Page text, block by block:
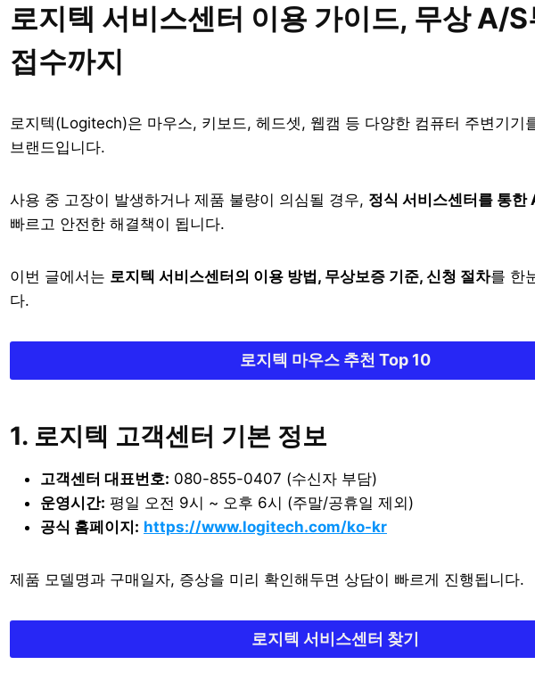
로지텍 서비스센터 이용 가이드, 무상 A/S
접수까지
로지텍(Logitech)은 마우스, 키보드, 헤드셋, 웹캠 등 다양한 컴퓨터 주변기기
브랜드입니다.
사용 중 고장이 발생하거나 제품 불량이 의심될 경우, 정식 서비스센터를 통한
빠르고 안전한 해결책이 됩니다.
이번 글에서는 로지텍 서비스센터의 이용 방법, 무상보증 기준, 신청 절차를 한
다.
로지텍 마우스 추천 Top 10
1. 로지텍 고객센터 기본 정보
고객센터 대표번호: 080-855-0407 (수신자 부담)
운영시간: 평일 오전 9시 ~ 오후 6시 (주말/공휴일 제외)
공식 홈페이지: https://www.logitech.com/ko-kr
제품 모델명과 구매일자, 증상을 미리 확인해두면 상담이 빠르게 진행됩니다.
로지텍 서비스센터 찾기